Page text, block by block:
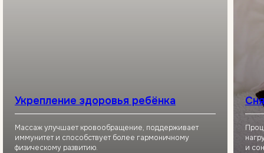
Укрепление здоровья ребёнка
Массаж улучшает кровообращение, поддерживает
иммунитет и способствует более гармоничному
физическому развитию.
и